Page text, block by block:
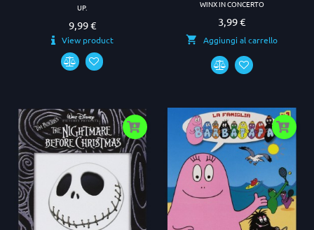
UP.
Prezzo
9,99 €
View product
WINX IN CONCERTO
Prezzo
3,99 €
Aggiungi al carrello